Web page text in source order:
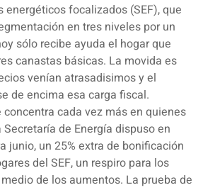
focalizados (SEF), que
en tres niveles por un
sólo recibe ayuda el hogar que
canastas básicas. La movida es
venían atrasadisimos y el
de encima esa carga fiscal.
cada vez más en quienes
de Energía dispuso en
junio, un 25% extra de bonificación
del SEF, un respiro para los
de los aumentos. La prueba de